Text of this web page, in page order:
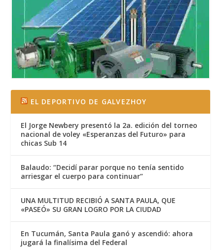
EL DEPORTIVO DE GALVEZHOY
El Jorge Newbery presentó la 2a. edición del torneo
nacional de voley «Esperanzas del Futuro» para
chicas Sub 14
Balaudo: “Decidí parar porque no tenía sentido
arriesgar el cuerpo para continuar”
UNA MULTITUD RECIBIÓ A SANTA PAULA, QUE
«PASEÓ» SU GRAN LOGRO POR LA CIUDAD
En Tucumán, Santa Paula ganó y ascendió: ahora
jugará la finalísima del Federal